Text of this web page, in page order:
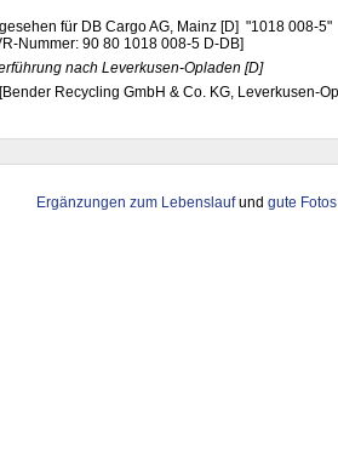
für DB Cargo AG, Mainz [D] "1018 008-5"
Nummer: 90 80 1018 008-5 D-DB]
nach Leverkusen-Opladen [D]
Recycling GmbH & Co. KG, Leverkusen-
Ergänzungen zum Lebenslaufund gute Fotos